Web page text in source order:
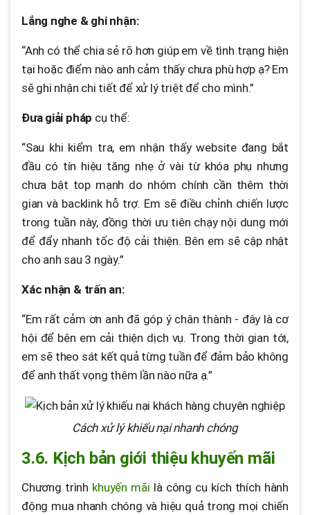
Lắng nghe & ghi nhận:
“Anh có thể chia sẻ rõ hơn giúp em về tình trạng hiện
tại hoặc điểm nào anh cảm thấy chưa phù hợp ạ? Em
sẽ ghi nhận chi tiết để xử lý triệt để cho mình.”
Đưa giải pháp cụ thể:
“Sau khi kiểm tra, em nhận thấy website đang bắt
đầu có tín hiệu tăng nhẹ ở vài từ khóa phụ nhưng
chưa bật top mạnh do nhóm chính cần thêm thời
gian và backlink hỗ trợ. Em sẽ điều chỉnh chiến lược
trong tuần này, đồng thời ưu tiên chạy nội dung mới
để đẩy nhanh tốc độ cải thiện. Bên em sẽ cập nhật
cho anh sau 3 ngày.”
Xác nhận & trấn an:
“Em rất cảm ơn anh đã góp ý chân thành - đây là cơ
hội để bên em cải thiện dịch vụ. Trong thời gian tới,
em sẽ theo sát kết quả từng tuần để đảm bảo không
để anh thất vọng thêm lần nào nữa ạ.”
Cách xử lý khiếu nại nhanh chóng
3.6. Kịch bản giới thiệu khuyến mãi
Chương trình khuyến mãi là công cụ kích thích hành
động mua nhanh chóng và hiệu quả trong mọi chiến